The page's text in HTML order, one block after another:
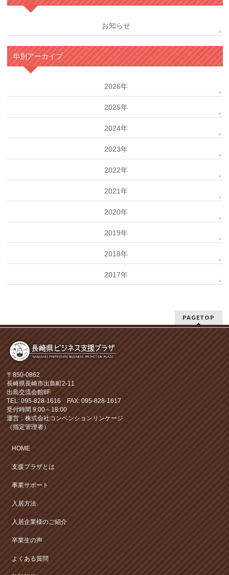
お知らせ
年別アーカイブ
2026年
2025年
2024年
2023年
2022年
2021年
2020年
2019年
2018年
2017年
PAGETOP
〒850-0862
長崎県長崎市出島町2-11
出島交流会館8F
TEL: 095-828-1616 FAX: 095-828-1617
受付時間 9:00～18:00
運営：株式会社コンベンションリンケージ
（指定管理者）
HOME
支援プラザとは
事業サポート
入居方法
入居企業様のご紹介
卒業生の声
よくある質問